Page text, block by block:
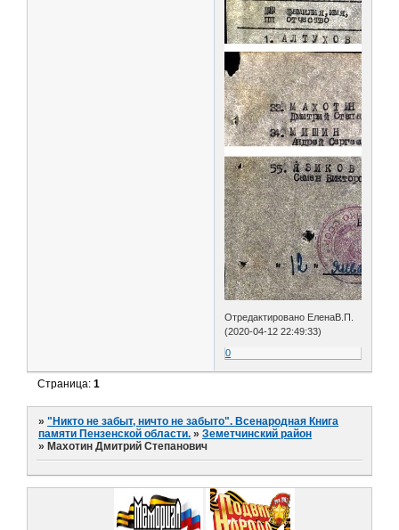
Отредактировано ЕленаВ.П.
(2020-04-12 22:49:33)
0
Страница:1
»"Никто не забыт, ничто не забыто". Всенародная Книга
памяти Пензенской области. »Земетчинский район
» Махотин Дмитрий Степанович